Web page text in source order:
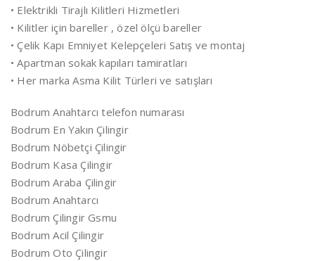
• Elektrikli Tirajlı Kilitleri Hizmetleri
• Kilitler için bareller , özel ölçü bareller
• Çelik Kapı Emniyet Kelepçeleri Satış ve montaj
• Apartman sokak kapıları tamiratları
• Her marka Asma Kilit Türleri ve satışları
Bodrum Anahtarcı telefon numarası
Bodrum En Yakın Çilingir
Bodrum Nöbetçi Çilingir
Bodrum Kasa Çilingir
Bodrum Araba Çilingir
Bodrum Anahtarcı
Bodrum Çilingir Gsmu
Bodrum Acil Çilingir
Bodrum Oto Çilingir